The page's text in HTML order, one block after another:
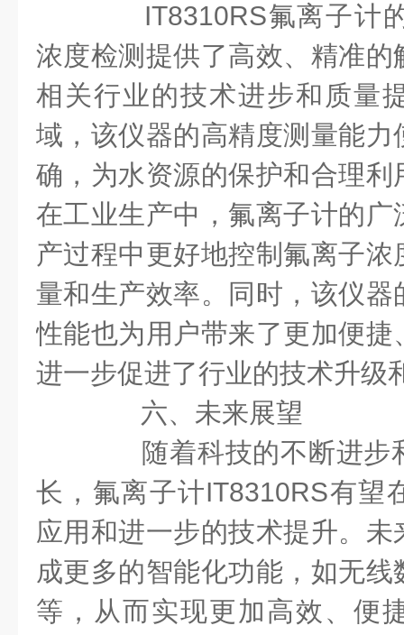
IT8310RS氟离子计
浓度检测提供了高效、精准
相关行业的技术进步和质量
域，该仪器的高精度测量能
确，为水资源的保护和合理
在工业生产中，氟离子计的
产过程中更好地控制氟离子
量和生产效率。同时，该仪
性能也为用户带来了更加便
进一步促进了行业的技术升级
六、未来展望
随着科技的不断进步
长，氟离子计IT8310RS有望
应用和进一步的技术提升。
成更多的智能化功能，如无
等，从而实现更加高效、便